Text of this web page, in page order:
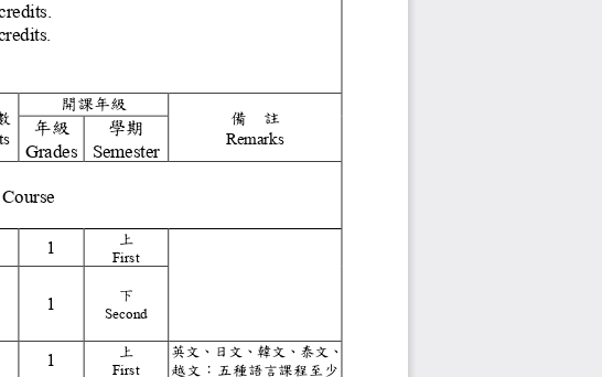
least 2 credits.
at least 2 credits.
數
開課年級
備
註
Remarks
年級
Grades
學期
Semester
Course
1
上
First
1
下
Second
1
上
First
英文、日文、韓文、泰文、
越文：五種語言課程至少